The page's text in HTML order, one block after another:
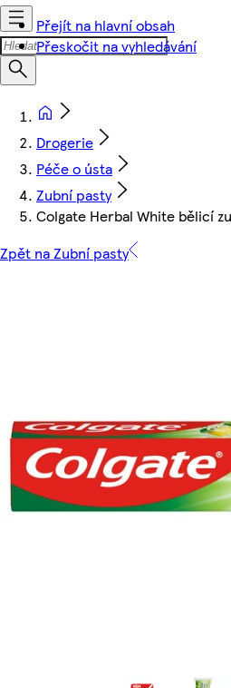
Přejít na hlavní obsah
Přeskočit na vyhledávání
Drogerie
Péče o ústa
Zubní pasty
Colgate Herbal White bělicí
Zpět na Zubní pasty